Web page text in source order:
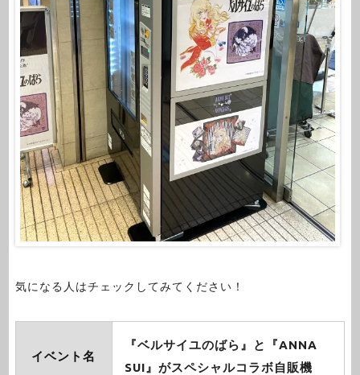
気になる人はチェックしてみてください！
イベント名
『ベルサイユのばら』と『ANNA
SUI』がスペシャルコラボ自販機